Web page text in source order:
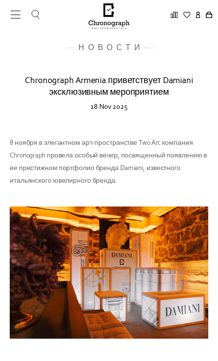
НОВОСТИ
Chronograph Armenia приветствует Damiani
эксклюзивным мероприятием
18 Nov 2025
8 ноября в элегантном арт-пространстве Two Arc компания
Chronograph провела особый вечер, посвященный появлению в
ее престижном портфолио бренда Damiani, известного
итальянского ювелирного бренда.